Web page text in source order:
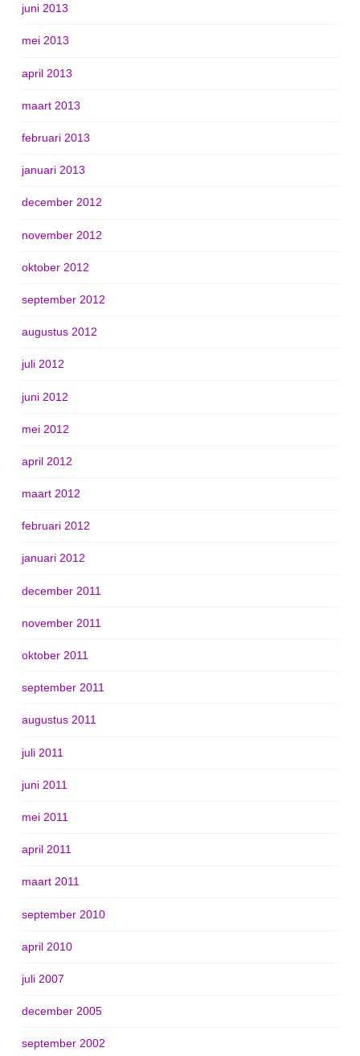
juni 2013
mei 2013
april 2013
maart 2013
februari 2013
januari 2013
december 2012
november 2012
oktober 2012
september 2012
augustus 2012
juli 2012
juni 2012
mei 2012
april 2012
maart 2012
februari 2012
januari 2012
december 2011
november 2011
oktober 2011
september 2011
augustus 2011
juli 2011
juni 2011
mei 2011
april 2011
maart 2011
september 2010
april 2010
juli 2007
december 2005
september 2002